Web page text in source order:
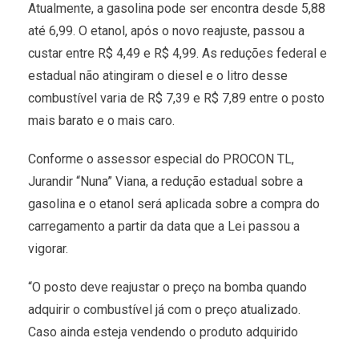
Atualmente, a gasolina pode ser encontra desde 5,88
até 6,99. O etanol, após o novo reajuste, passou a
custar entre R$ 4,49 e R$ 4,99. As reduções federal e
estadual não atingiram o diesel e o litro desse
combustível varia de R$ 7,39 e R$ 7,89 entre o posto
mais barato e o mais caro.
Conforme o assessor especial do PROCON TL,
Jurandir “Nuna” Viana, a redução estadual sobre a
gasolina e o etanol será aplicada sobre a compra do
carregamento a partir da data que a Lei passou a
vigorar.
“O posto deve reajustar o preço na bomba quando
adquirir o combustível já com o preço atualizado.
Caso ainda esteja vendendo o produto adquirido